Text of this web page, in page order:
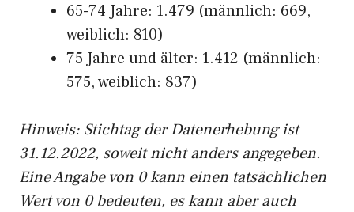
65-74 Jahre: 1.479 (männlich: 669,
weiblich: 810)
75 Jahre und älter: 1.412 (männlich:
575, weiblich: 837)
Hinweis: Stichtag der Datenerhebung ist
31.12.2022, soweit nicht anders angegeben.
Eine Angabe von 0 kann einen tatsächlichen
Wert von 0 bedeuten, es kann aber auch